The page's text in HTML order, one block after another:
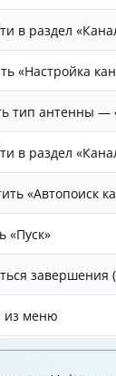
в раздел
«Настройка
тип антенны —
в раздел
«Автопоиск
«Пуск»
завершения
из меню